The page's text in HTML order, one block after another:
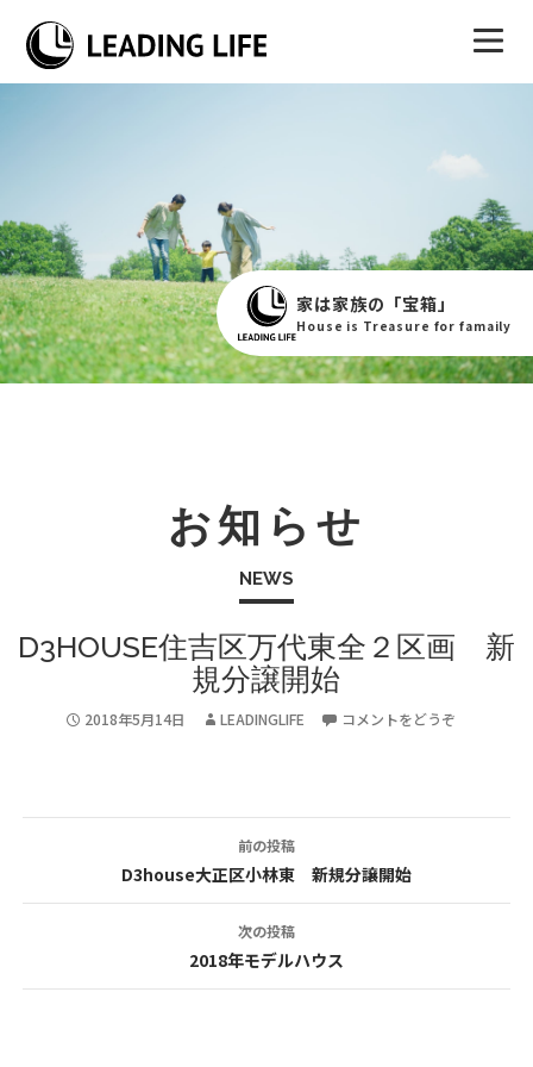
家は家族の「宝箱」
House is Treasure for famaily
お知らせ
NEWS
D3HOUSE住吉区万代東全２区画 新
規分譲開始
2018年5月14日 LEADINGLIFE コメントをどうぞ
前の投稿
D3house大正区小林東 新規分譲開始
次の投稿
2018年モデルハウス